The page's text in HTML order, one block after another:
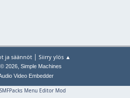
ja säännöt | Siirry ylös ▲
2026, Simple Machines
Video Embedder
Menu Editor Mod